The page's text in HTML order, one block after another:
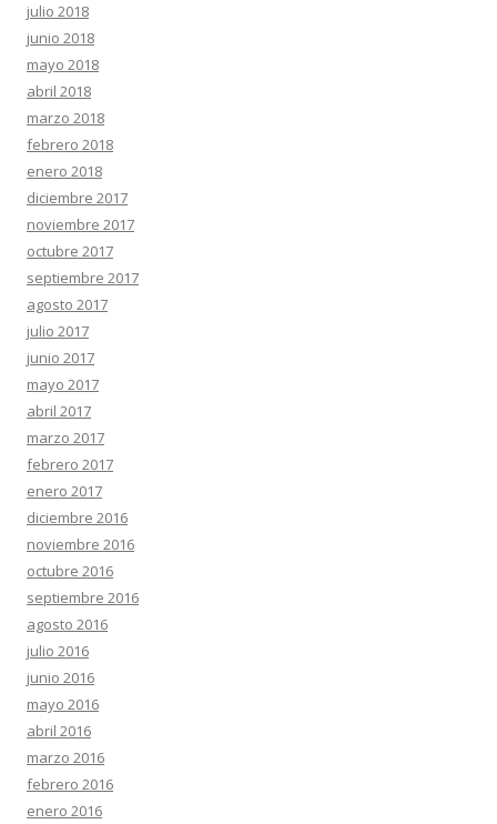
julio 2018
junio 2018
mayo 2018
abril 2018
marzo 2018
febrero 2018
enero 2018
diciembre 2017
noviembre 2017
octubre 2017
septiembre 2017
agosto 2017
julio 2017
junio 2017
mayo 2017
abril 2017
marzo 2017
febrero 2017
enero 2017
diciembre 2016
noviembre 2016
octubre 2016
septiembre 2016
agosto 2016
julio 2016
junio 2016
mayo 2016
abril 2016
marzo 2016
febrero 2016
enero 2016